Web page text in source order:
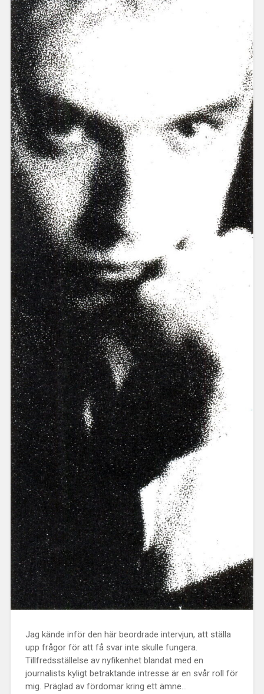
Jag kände inför den här beordrade intervjun, att ställa
upp frågor för att få svar inte skulle fungera.
Tillfredsställelse av nyfikenhet blandat med en
journalists kyligt betraktande intresse är en svår roll för
mig. Präglad av fördomar kring ett ämne…